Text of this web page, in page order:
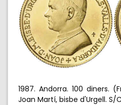
1987. Andorra. 100 diners.
Joan Martí, bisbe d'Urgell. S/